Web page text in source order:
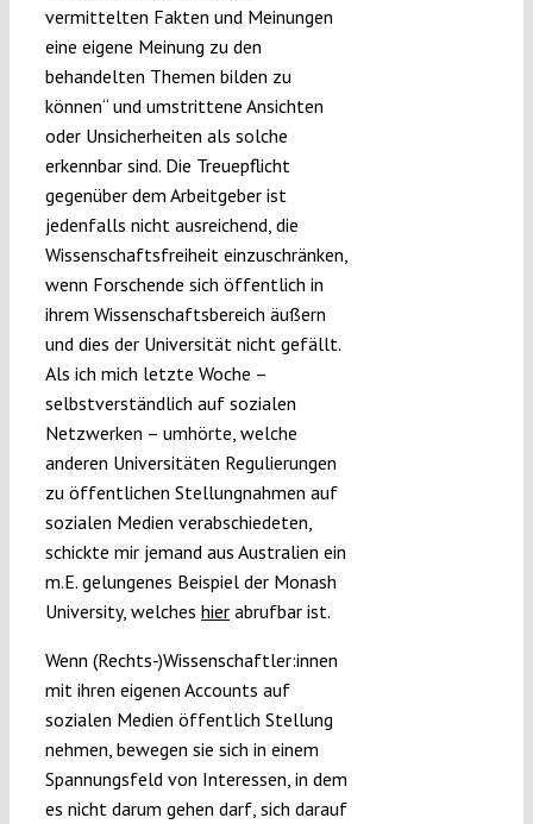
vermittelten Fakten und Meinungen
eine eigene Meinung zu den
behandelten Themen bilden zu
können“ und umstrittene Ansichten
oder Unsicherheiten als solche
erkennbar sind. Die Treuepflicht
gegenüber dem Arbeitgeber ist
jedenfalls nicht ausreichend, die
Wissenschaftsfreiheit einzuschränken,
wenn Forschende sich öffentlich in
ihrem Wissenschaftsbereich äußern
und dies der Universität nicht gefällt.
Als ich mich letzte Woche –
selbstverständlich auf sozialen
Netzwerken – umhörte, welche
anderen Universitäten Regulierungen
zu öffentlichen Stellungnahmen auf
sozialen Medien verabschiedeten,
schickte mir jemand aus Australien ein
m.E. gelungenes Beispiel der Monash
University, welches hierabrufbar ist.
Wenn (Rechts-)Wissenschaftler:innen
mit ihren eigenen Accounts auf
sozialen Medien öffentlich Stellung
nehmen, bewegen sie sich in einem
Spannungsfeld von Interessen, in dem
es nicht darum gehen darf, sich darauf